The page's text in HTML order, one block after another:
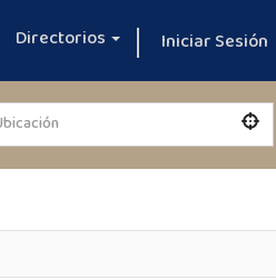
Iniciar Sesión
Directorios